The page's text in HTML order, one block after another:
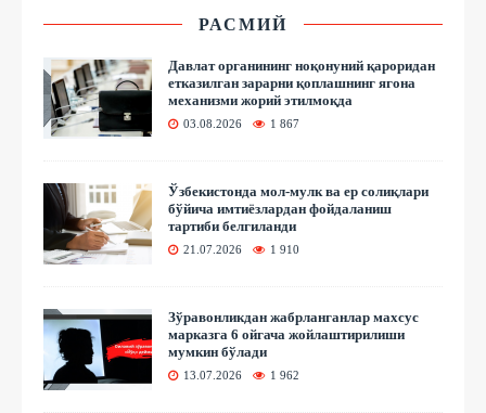
РАСМИЙ
Давлат органининг ноқонуний қароридан
етказилган зарарни қоплашнинг ягона
механизми жорий этилмоқда
03.08.2026 1 867
Ўзбекистонда мол-мулк ва ер солиқлари
бўйича имтиёзлардан фойдаланиш
тартиби белгиланди
21.07.2026 1 910
Зўравонликдан жабрланганлар махсус
марказга 6 ойгача жойлаштирилиши
мумкин бўлади
13.07.2026 1 962